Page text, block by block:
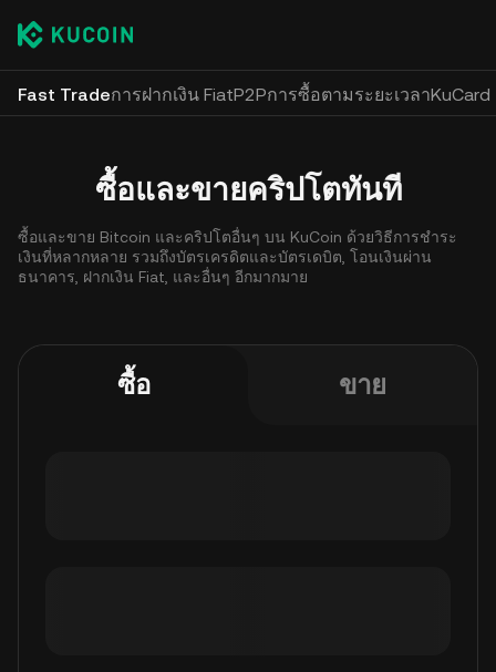
Fast Tradeการฝากเงิน FiatP2Pการซื้อตามระยะเวลาKuCard
ซื้อและขายคริปโตทันที
ซื้อและขาย Bitcoin และคริปโตอื่นๆ บน KuCoin ด้วยวิธีการชำระ
เงินที่หลากหลาย รวมถึงบัตรเครดิตและบัตรเดบิต, โอนเงินผ่าน
ธนาคาร, ฝากเงิน Fiat, และอื่นๆ อีกมากมาย
ซื้อ ขาย